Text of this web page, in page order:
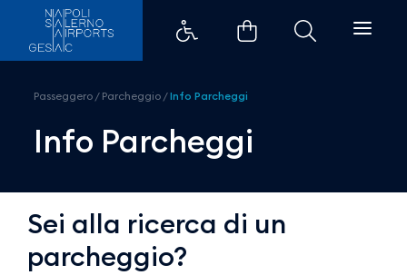
Info Parcheggio - Aeroporti di
Passeggero / Parcheggio /Info Parcheggi
Info Parcheggi
Sei alla ricerca di un
parcheggio?